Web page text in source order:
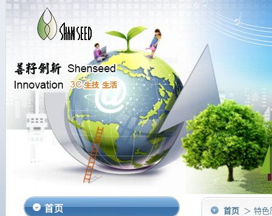
首页 ＞ 特色
首页